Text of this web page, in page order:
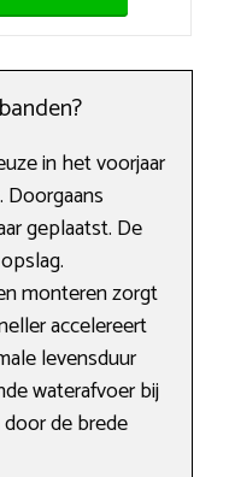
in het voorjaar
Doorgaans
geplaatst. De
monteren zorgt
accelereert
levensduur
waterafvoer bij
de brede